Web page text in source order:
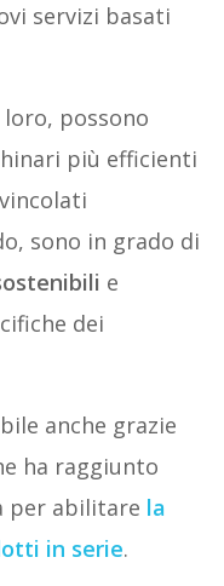
servizi basati
possono
più efficienti
sono in grado di
e
dei
anche grazie
ha raggiunto
per abilitare la
in serie.